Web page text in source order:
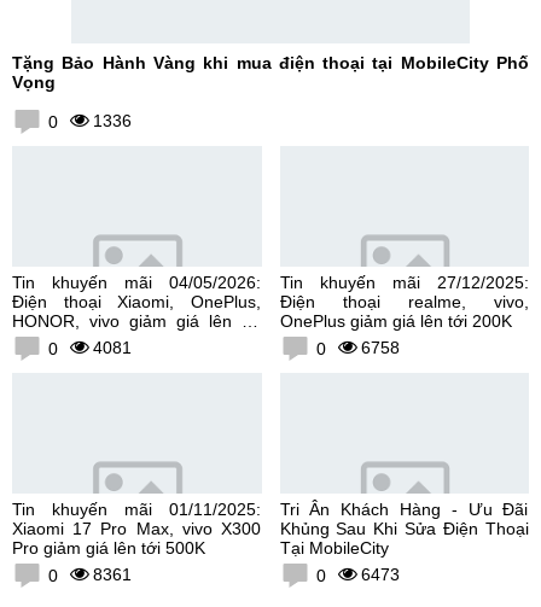
Tặng Bảo Hành Vàng khi mua điện thoại tại MobileCity Phố
Vọng
0 1336
Tin khuyến mãi 04/05/2026:
Điện thoại Xiaomi, OnePlus,
HONOR, vivo giảm giá lên tới
300K0 4081
Tin khuyến mãi 27/12/2025:
Điện thoại realme, vivo,
OnePlus giảm giá lên tới 200K
0
6758
Tin khuyến mãi 01/11/2025:
Xiaomi 17 Pro Max, vivo X300
Pro giảm giá lên tới 500K
0
8361
Tri Ân Khách Hàng - Ưu Đãi
Khủng Sau Khi Sửa Điện Thoại
Tại MobileCity
0
6473